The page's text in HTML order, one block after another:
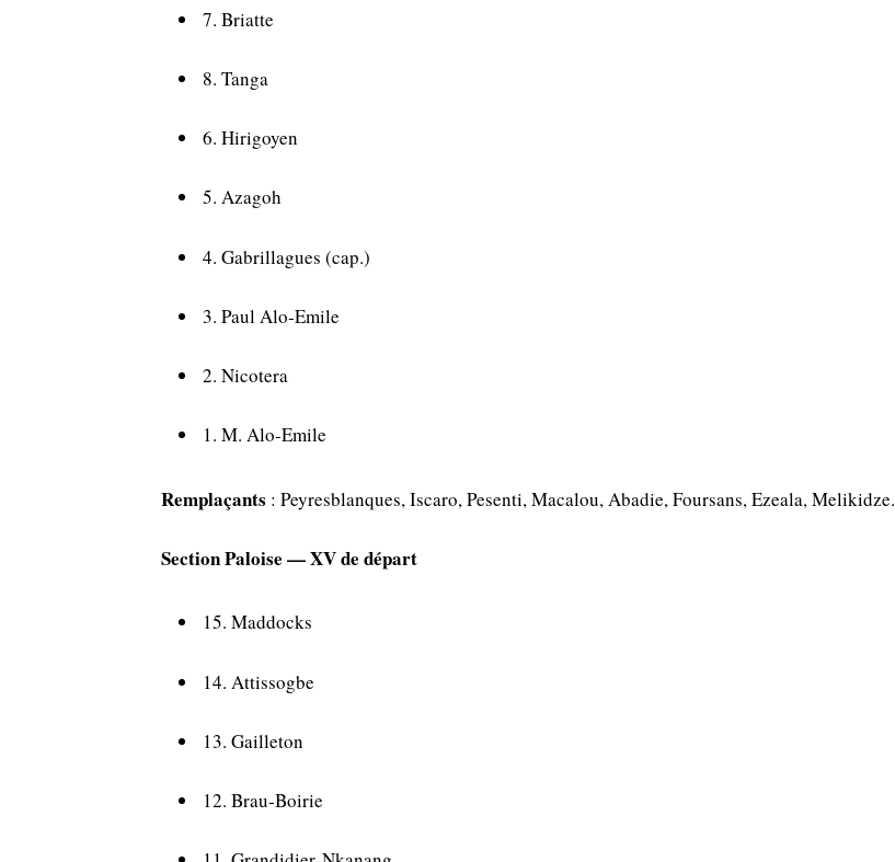
7. Briatte
8. Tanga
6. Hirigoyen
5. Azagoh
4. Gabrillagues (cap.)
3. Paul Alo‑Emile
2. Nicotera
1. M. Alo‑Emile
Remplaçants : Peyresblanques, Iscaro, Pesenti, Macalou, Abadie, Foursans, Ezeala, Melikidze.
Section Paloise — XV de départ
15. Maddocks
14. Attissogbe
13. Gailleton
12. Brau‑Boirie